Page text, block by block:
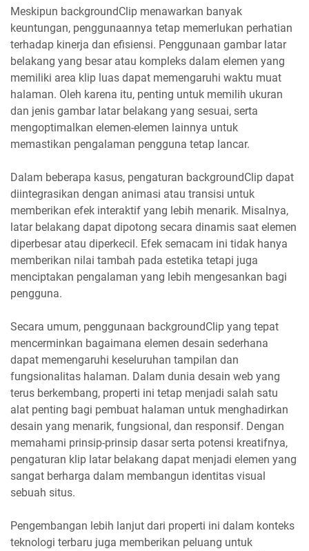
Meskipun backgroundClip menawarkan banyak
keuntungan, penggunaannya tetap memerlukan perhatian
terhadap kinerja dan efisiensi. Penggunaan gambar latar
belakang yang besar atau kompleks dalam elemen yang
memiliki area klip luas dapat memengaruhi waktu muat
halaman. Oleh karena itu, penting untuk memilih ukuran
dan jenis gambar latar belakang yang sesuai, serta
mengoptimalkan elemen-elemen lainnya untuk
memastikan pengalaman pengguna tetap lancar.
Dalam beberapa kasus, pengaturan backgroundClip dapat
diintegrasikan dengan animasi atau transisi untuk
memberikan efek interaktif yang lebih menarik. Misalnya,
latar belakang dapat dipotong secara dinamis saat elemen
diperbesar atau diperkecil. Efek semacam ini tidak hanya
memberikan nilai tambah pada estetika tetapi juga
menciptakan pengalaman yang lebih mengesankan bagi
pengguna.
Secara umum, penggunaan backgroundClip yang tepat
mencerminkan bagaimana elemen desain sederhana
dapat memengaruhi keseluruhan tampilan dan
fungsionalitas halaman. Dalam dunia desain web yang
terus berkembang, properti ini tetap menjadi salah satu
alat penting bagi pembuat halaman untuk menghadirkan
desain yang menarik, fungsional, dan responsif. Dengan
memahami prinsip-prinsip dasar serta potensi kreatifnya,
pengaturan klip latar belakang dapat menjadi elemen yang
sangat berharga dalam membangun identitas visual
sebuah situs.
Pengembangan lebih lanjut dari properti ini dalam konteks
teknologi terbaru juga memberikan peluang untuk